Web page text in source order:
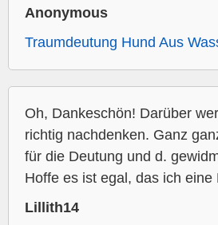
Anonymous
Traumdeutung Hund Aus
Oh, Dankeschön! Darüber
richtig nachdenken. Ganz
für die Deutung und d.
Hoffe es ist egal, das ich eine
Lillith14